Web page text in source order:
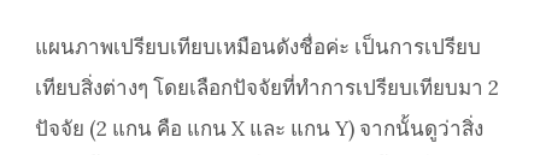
แผนภาพเปรียบเทียบเหมือนดังชื่อค่ะ เป็นการเปรียบ
เทียบสิ่งต่างๆ โดยเลือกปัจจัยที่ทำการเปรียบเทียบมา 2
ปัจจัย (2 แกน คือ แกน X และ แกน Y) จากนั้นดูว่าสิ่ง